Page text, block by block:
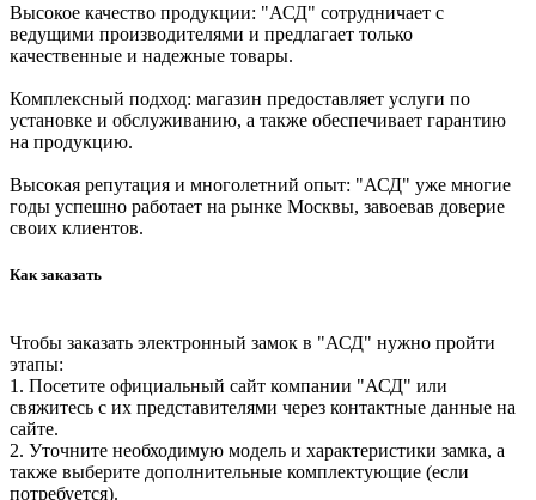
Высокое качество продукции: "АСД" сотрудничает с
ведущими производителями и предлагает только
качественные и надежные товары.
Комплексный подход: магазин предоставляет услуги по
установке и обслуживанию, а также обеспечивает гарантию
на продукцию.
Высокая репутация и многолетний опыт: "АСД" уже многие
годы успешно работает на рынке Москвы, завоевав доверие
своих клиентов.
Как заказать
Чтобы заказать электронный замок в "АСД" нужно пройти
этапы:
1. Посетите официальный сайт компании "АСД" или
свяжитесь с их представителями через контактные данные на
сайте.
2. Уточните необходимую модель и характеристики замка, а
также выберите дополнительные комплектующие (если
потребуется).